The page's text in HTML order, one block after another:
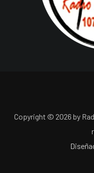
Copyright © 2026 by